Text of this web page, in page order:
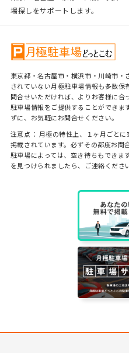
場探しをサポートします。
東京都・名古屋市・横浜市・川崎市
されていない月極駐車場情報も多数
問合せいただければ、よりお客様に合
駐車場情報をご提供することができま
ずに、お気軽にお問合せください。
注意点： 月極の特性上、１ヶ月ごと
掲載されています。必ずその都度お問
駐車場によっては、空き待ちもできま
を見つけられましたら、ご連絡くださ